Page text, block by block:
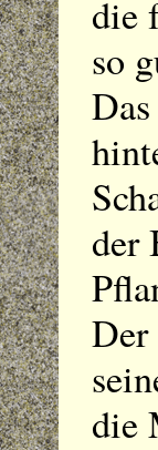
die
so
der
Der
die